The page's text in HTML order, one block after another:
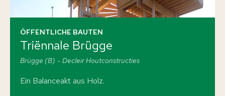
ÖFFENTLICHE BAUTEN
Triënnale Brügge
Brügge (B) Decleir Houtconstructies
Ein Balanceakt aus Holz.